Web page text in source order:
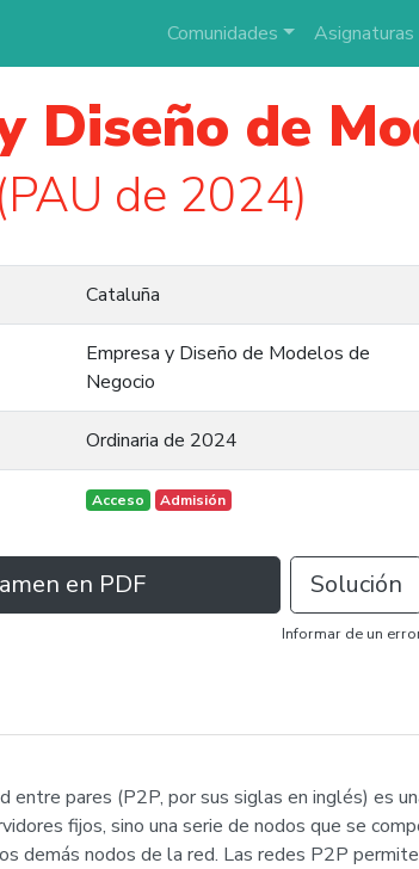
Comunidades Asignaturas
Diseño de
de 2024)
Cataluña
Empresa y Diseño de Modelos de
Negocio
Ordinaria de 2024
Acceso Admisión
en PDF Solución
Informar de un
pares (P2P, por sus siglas en inglés) es
fijos, sino una serie de nodos que se
demás nodos de la red. Las redes P2P